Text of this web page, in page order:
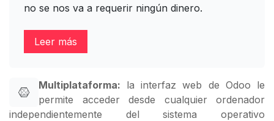
no se nos va a requerir ningún dinero.
Leer más
Multiplataforma: la interfaz web de Odoo le
permite acceder desde cualquier ordenador
independientemente del sistema operativo